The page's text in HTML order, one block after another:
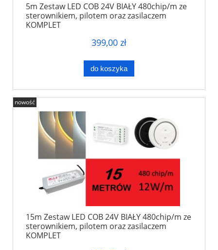
5m Zestaw LED COB 24V BIAŁY 480chip/m ze
sterownikiem, pilotem oraz zasilaczem
KOMPLET
399,00 zł
do koszyka
15m Zestaw LED COB 24V BIAŁY 480chip/m ze
sterownikiem, pilotem oraz zasilaczem
KOMPLET
nowość